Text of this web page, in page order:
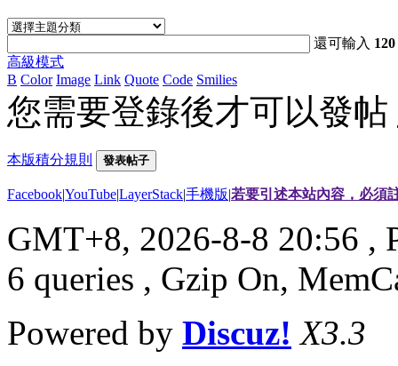
還可輸入 120
高級模式
B Color Image Link Quote Code Smilies
您需要登錄後才可以發帖
本版積分規則 發表帖子
Facebook|YouTube|LayerStack|手機版|若要引述本站內容，必須
GMT+8, 2026-8-8 20:56 ,
6 queries , Gzip On,
Powered by Discuz! X3.3